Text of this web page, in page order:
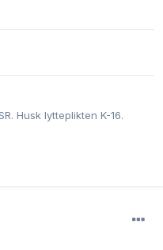
Husk lytteplikten K-16.